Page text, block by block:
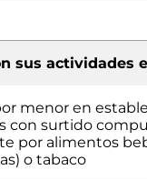
sus actividades
menor en
con surtido
por alimentos
o tabaco